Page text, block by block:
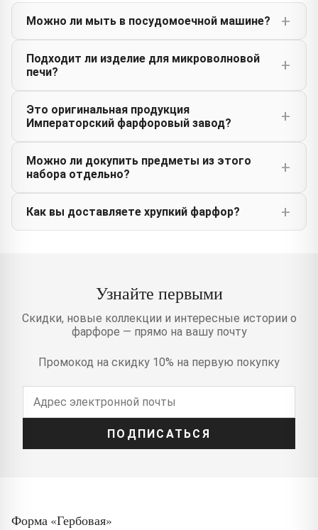
Можно ли мыть в посудомоечной машине?
Подходит ли изделие для микроволновой
печи?
Это оригинальная продукция
Императорский фарфоровый завод?
Можно ли докупить предметы из этого
набора отдельно?
Как вы доставляете хрупкий фарфор?
Узнайте первыми
Скидки, новые коллекции и интересные истории о
фарфоре — прямо на вашу почту
Промокод на скидку 10% на первую покупку
ПОДПИСАТЬСЯ
Форма «Гербовая»